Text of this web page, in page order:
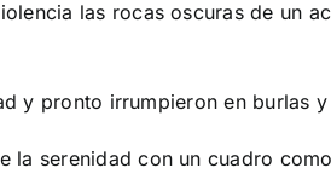
las rocas oscuras de un
y pronto irrumpieron en burlas
la serenidad con un cuadro